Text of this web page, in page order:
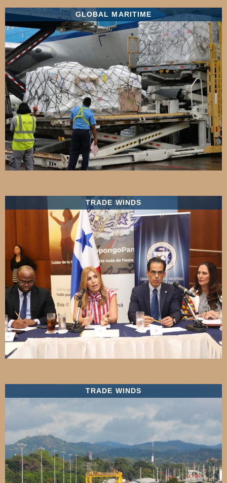
GLOBAL MARITIME
TRADE WINDS
TRADE WINDS